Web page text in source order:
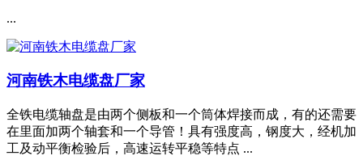
...
河南铁木电缆盘厂家
全铁电缆轴盘是由两个侧板和一个筒体焊接而成，有的还需要
在里面加两个轴套和一个导管！具有强度高，钢度大，经机加
工及动平衡检验后，高速运转平稳等特点 ...